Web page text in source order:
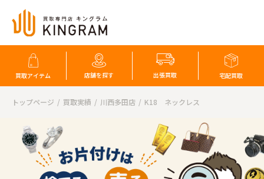
買取アイテム 店舗を探す 出張買取 宅配買取
トップページ 買取実績 川西多田店 K18 ネックレス